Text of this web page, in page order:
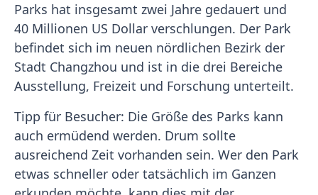
Parks hat insgesamt zwei Jahre gedauert und
40 Millionen US Dollar verschlungen. Der Park
befindet sich im neuen nördlichen Bezirk der
Stadt Changzhou und ist in die drei Bereiche
Ausstellung, Freizeit und Forschung unterteilt.
Tipp für Besucher: Die Größe des Parks kann
auch ermüdend werden. Drum sollte
ausreichend Zeit vorhanden sein. Wer den Park
etwas schneller oder tatsächlich im Ganzen